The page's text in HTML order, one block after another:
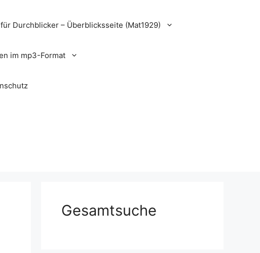
Durchblicker – Überblicksseite (Mat1929)
im mp3-Format
Gesamtsuche